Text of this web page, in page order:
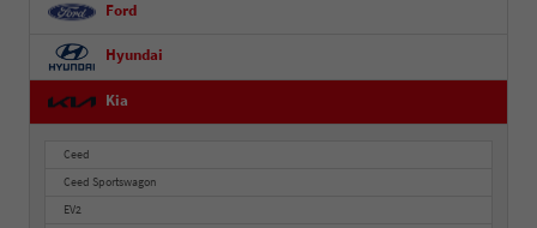
Ford
Hyundai
Kia
Ceed
Ceed Sportswagon
EV2